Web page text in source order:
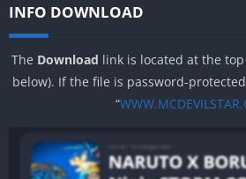
INFO DOWNLOAD
The Download link is located at the
below). If the file is password-
“